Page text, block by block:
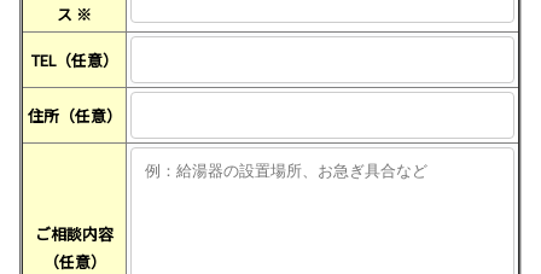
ス ※
TEL（任意）
住所（任意）
ご相談内容
（任意）